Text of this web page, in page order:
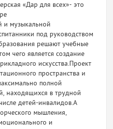
«Дар для всех»- это
и музыкальной
под руководством
решают учебные
чего является создание
искусства.Проект
пространства и
полной
находящихся в трудной
детей-инвалидов.А
мышления,
и